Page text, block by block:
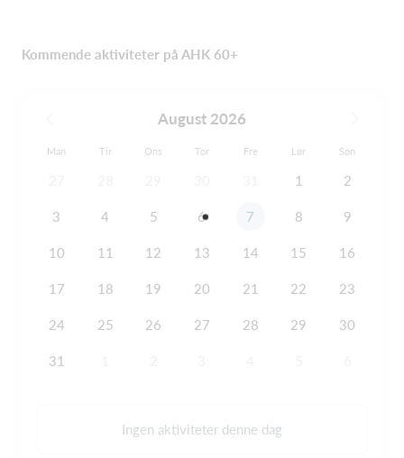
Kommende aktiviteter på AHK 60+
August 2026
Man Tir Ons Tor Fre Lør Søn
1 2
3 4 5 6 7 8 9
10 11 12 13 14 15 16
17 18 19 20 21 22 23
24 25 26 27 28 29 30
31
Ingen aktiviteter denne dag